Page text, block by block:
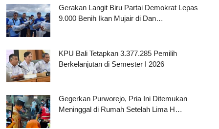
Gerakan Langit Biru Partai Demokrat Lepas
9.000 Benih Ikan Mujair di Dan…
KPU Bali Tetapkan 3.377.285 Pemilih
Berkelanjutan di Semester I 2026
Gegerkan Purworejo, Pria Ini Ditemukan
Meninggal di Rumah Setelah Lima H…